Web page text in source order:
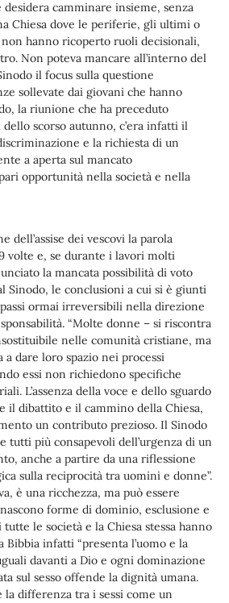
desidera camminare insieme, senza
Chiesa dove le periferie, gli ultimi o
hanno ricoperto ruoli decisionali,
Non poteva mancare all’interno del
il focus sulla questione
sollevate dai giovani che hanno
la riunione che ha preceduto
dello scorso autunno, c’era infatti il
e la richiesta di un
a aperta sul mancato
opportunità nella società e nella
dell’assise dei vescovi la parola
volte e, se durante i lavori molti
la mancata possibilità di voto
Sinodo, le conclusioni a cui si è giunti
ormai irreversibili nella direzione
“Molte donne – si riscontra
nelle comunità cristiane, ma
dare loro spazio nei processi
essi non richiedono specifiche
L’assenza della voce e dello sguardo
il dibattito e il cammino della Chiesa,
un contributo prezioso. Il Sinodo
tutti più consapevoli dell’urgenza di un
anche a partire da una riflessione
sulla reciprocità tra uomini e donne”.
è una ricchezza, ma può essere
forme di dominio, esclusione e
le società e la Chiesa stessa hanno
Bibbia infatti “presenta l’uomo e la
davanti a Dio e ogni dominazione
sul sesso offende la dignità umana.
la differenza tra i sessi come un